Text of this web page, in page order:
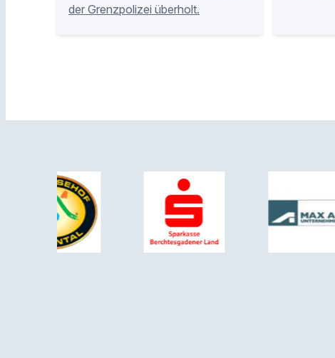
der Grenzpolizei überholt.